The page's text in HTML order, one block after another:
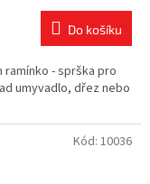
Do košíku
- sprška pro
umyvadlo, dřez nebo
Kód: 10036